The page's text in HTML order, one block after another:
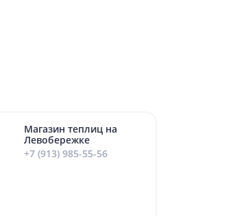
Магазин теплиц на
Левобережке
+7 (913) 985-55-56